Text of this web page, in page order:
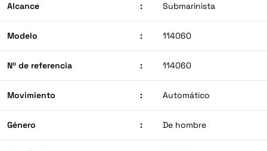
Alcance : Submarinista
Modelo : 114060
Nº de referencia : 114060
Movimiento : Automático
Género : De hombre